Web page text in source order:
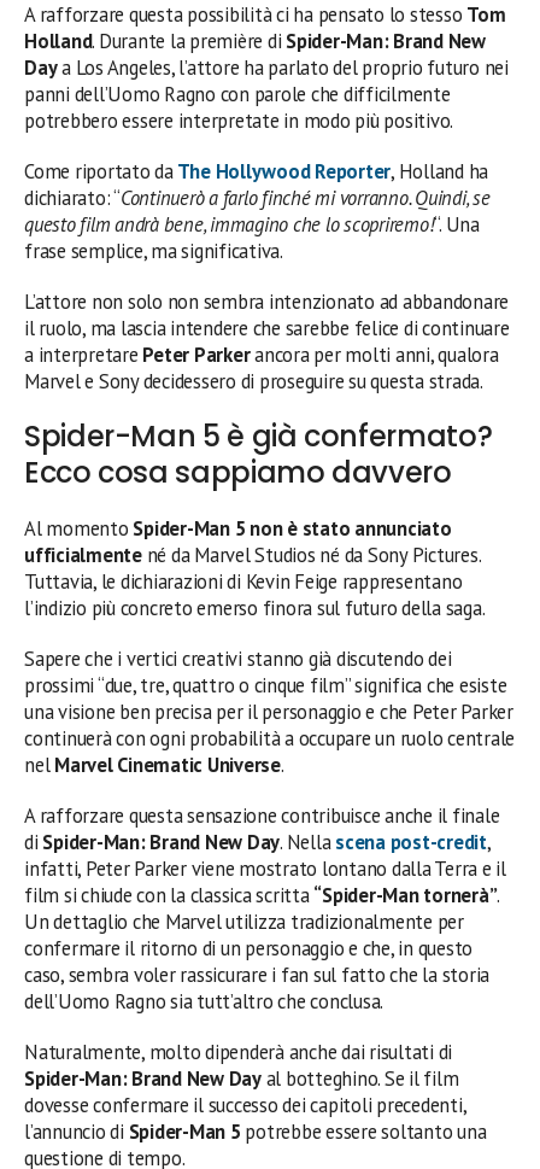
A rafforzare questa possibilità ci ha pensato lo stesso Tom
Holland. Durante la première di Spider-Man: Brand New
Daya Los Angeles, l’attore ha parlato del proprio futuro nei
panni dell’Uomo Ragno con parole che difficilmente
potrebbero essere interpretate in modo più positivo.
Come riportato daThe Hollywood Reporter, Holland ha
dichiarato: “Continuerò a farlo finché mi vorranno. Quindi, se
questo film andrà bene, immagino che lo scopriremo!“. Una
frase semplice, ma significativa.
L’attore non solo non sembra intenzionato ad abbandonare
il ruolo, ma lascia intendere che sarebbe felice di continuare
a interpretare Peter Parkerancora per molti anni, qualora
Marvel e Sony decidessero di proseguire su questa strada.
Spider-Man 5 è già confermato?
Ecco cosa sappiamo davvero
Al momento Spider-Man 5 non è stato annunciato
ufficialmentené da Marvel Studios né da Sony Pictures.
Tuttavia, le dichiarazioni di Kevin Feige rappresentano
l’indizio più concreto emerso finora sul futuro della saga.
Sapere che i vertici creativi stanno già discutendo dei
prossimi “due, tre, quattro o cinque film” significa che esiste
una visione ben precisa per il personaggio e che Peter Parker
continuerà con ogni probabilità a occupare un ruolo centrale
nelMarvel Cinematic Universe.
A rafforzare questa sensazione contribuisce anche il finale
di Spider-Man: Brand New Day. Nellascena post-credit,
infatti, Peter Parker viene mostrato lontano dalla Terra e il
film si chiude con la classica scritta“Spider-Man tornerà”.
Un dettaglio che Marvel utilizza tradizionalmente per
confermare il ritorno di un personaggio e che, in questo
caso, sembra voler rassicurare i fan sul fatto che la storia
dell’Uomo Ragno sia tutt’altro che conclusa.
Naturalmente, molto dipenderà anche dai risultati di
Spider-Man: Brand New Dayal botteghino. Se il film
dovesse confermare il successo dei capitoli precedenti,
l’annuncio di Spider-Man 5 potrebbe essere soltanto una
questione di tempo.